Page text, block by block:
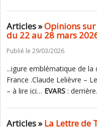
Articles »Opinions sur
du 22 au 28 mars
Publié le 29/03/2026
...igure emblématique de
France .Claude Lelièvre –
– à lire ici… EVARS :
Articles »La Lettre de